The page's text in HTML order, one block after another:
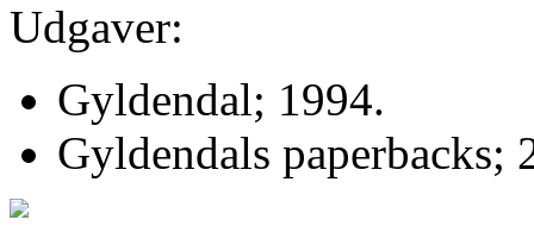
Udgaver:
Gyldendal; 1994.
Gyldendals paperbacks;